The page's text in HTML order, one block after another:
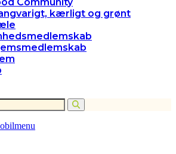
kærligt og grønt